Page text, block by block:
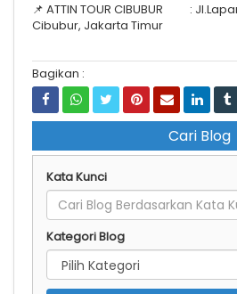
📌 ATTIN TOUR CIBUBUR :
Cibubur, Jakarta Timur
Bagikan :
Cari Blog
Kata Kunci
Kategori Blog